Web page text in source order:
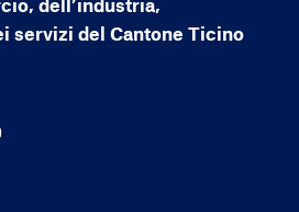
servizi del Cantone Ticino